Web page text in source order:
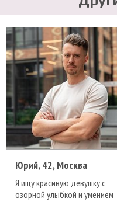
Юрий, 42, Москва
Я ищу красивую девушку с
озорной улыбкой и умением